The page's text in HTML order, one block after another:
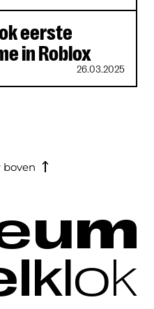
eerste
in Roblox
26.03.2025
boven
um
lklok